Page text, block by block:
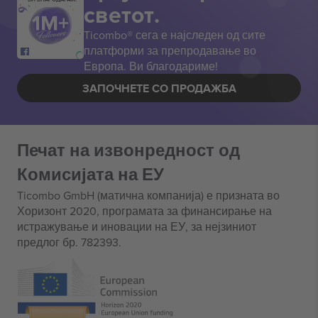
светот.
Ticombo® сега е најследен од сите
платформи за препродавање во
Европа. Ви благодариме!
ЗАПОЧНЕТЕ СО ПРОДАЖБА
Печат на извонредност од
Комисијата на ЕУ
Ticombo GmbH (матична компанија) е призната во
Хоризонт 2020, програмата за финансирање на
истражување и иновации на ЕУ, за нејзиниот
предлог бр. 782393.